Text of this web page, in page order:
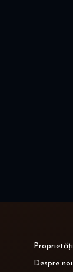
Proprietăți
Despre noi